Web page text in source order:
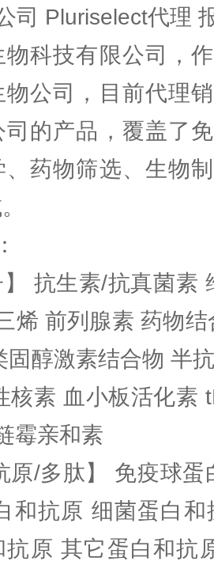
司 Pluriselect代理
物科技有限公司，
物公司，目前代理
的产品，覆盖了
药物筛选、生物
】 抗生素/抗真菌素
烯 前列腺素 药物
固醇激素结合物 半
核素 血小板活化素
霉亲和素
原/多肽】 免疫球
和抗原 细菌蛋白
抗原 其它蛋白和抗